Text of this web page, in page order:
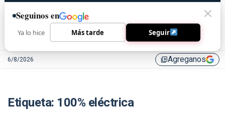
6/8/2026 library_addAgreganos
Etiqueta: 100% eléctrica
Seguinos en
Ya lo hice Más tarde Seguir